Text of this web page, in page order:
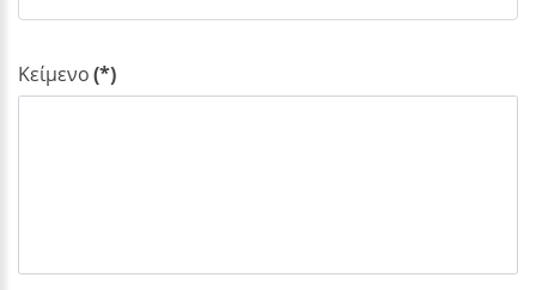
Κείμενο(*)